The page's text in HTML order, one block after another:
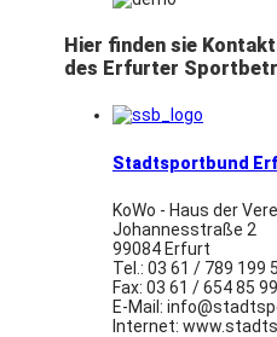
Hier finden sie
des Erfurter
Stadtsportbund
KoWo - Haus der
Johannesstraße 2
99084 Erfurt
Tel.: 03 61 / 789 199
Fax: 03 61 / 654 85 99
E-Mail:
Internet: